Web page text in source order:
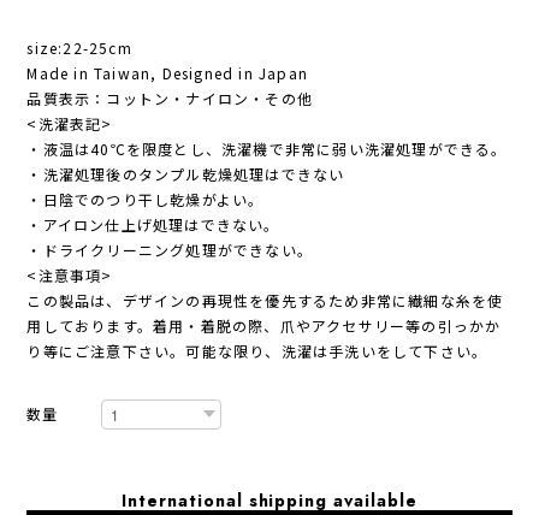
size:22-25cm
Made in Taiwan, Designed in Japan
品質表示：コットン・ナイロン・その他
<洗濯表記>
・液温は40℃を限度とし、洗濯機で非常に弱い洗濯処理ができる。
・洗濯処理後のタンプル乾燥処理はできない
・日陰でのつり干し乾燥がよい。
・アイロン仕上げ処理はできない。
・ドライクリーニング処理ができない。
<注意事項>
この製品は、デザインの再現性を優先するため非常に繊細な糸を使
用しております。着用・着脱の際、爪やアクセサリー等の引っかか
り等にご注意下さい。可能な限り、洗濯は手洗いをして下さい。
数量
International shipping available